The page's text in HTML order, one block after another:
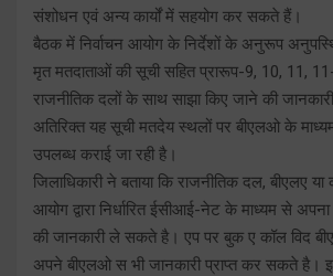
संशोधन एवं अन्य कार्यों में सहयोग कर सकते हैं।
बैठक में निर्वाचन आयोग के निर्देशों के अनुरूप
मृत मतदाताओं की सूची सहित प्रारूप-9, 10, 11,
राजनीतिक दलों के साथ साझा किए जाने की
अतिरिक्त यह सूची मतदेय स्थलों पर बीएलओ के
उपलब्ध कराई जा रही है।
जिलाधिकारी ने बताया कि राजनीतिक दल, बीएलए या
आयोग द्वारा निर्धारित ईसीआई-नेट के माध्यम से
की जानकारी ले सकते है। एप पर बुक ए कॉल विद
अपने बीएलओ स भी जानकारी प्राप्त कर सकते है।